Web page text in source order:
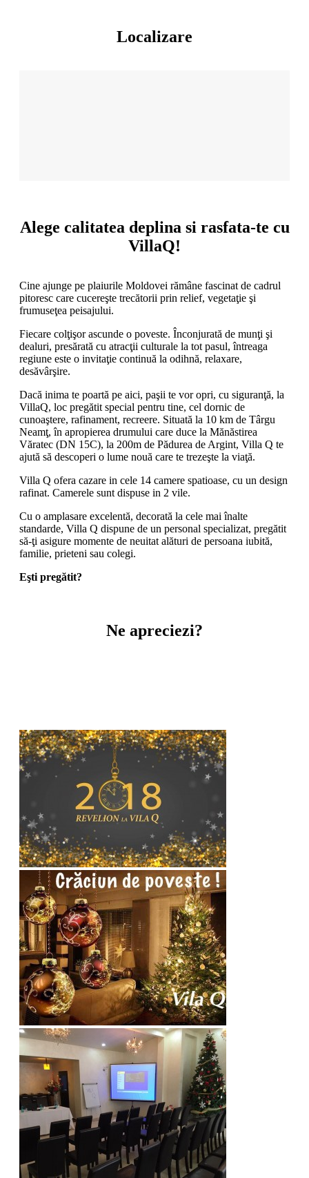
Localizare
Alege calitatea deplina si rasfata-te cu
VillaQ!
Cine ajunge pe plaiurile Moldovei rămâne fascinat de cadrul
pitoresc care cucereşte trecătorii prin relief, vegetaţie şi
frumuseţea peisajului.
Fiecare colţişor ascunde o poveste. Înconjurată de munţi şi
dealuri, presărată cu atracţii culturale la tot pasul, întreaga
regiune este o invitaţie continuă la odihnă, relaxare,
desăvârşire.
Dacă inima te poartă pe aici, paşii te vor opri, cu siguranţă, la
VillaQ, loc pregătit special pentru tine, cel dornic de
cunoaştere, rafinament, recreere. Situată la 10 km de Târgu
Neamţ, în apropierea drumului care duce la Mănăstirea
Văratec (DN 15C), la 200m de Pădurea de Argint, Villa Q te
ajută să descoperi o lume nouă care te trezeşte la viaţă.
Villa Q ofera cazare in cele 14 camere spatioase, cu un design
rafinat. Camerele sunt dispuse in 2 vile.
Cu o amplasare excelentă, decorată la cele mai înalte
standarde, Villa Q dispune de un personal specializat, pregătit
să-ţi asigure momente de neuitat alături de persoana iubită,
familie, prieteni sau colegi.
Eşti pregătit?
Ne apreciezi?